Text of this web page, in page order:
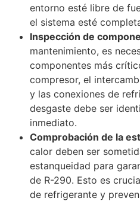
entorno esté libre de
el sistema esté
Inspección de
mantenimiento, es
componentes más
compresor, el
y las conexiones de
desgaste debe ser
inmediato.
Comprobación de la
calor deben ser
estanqueidad para
de R-290. Esto es
de refrigerante y